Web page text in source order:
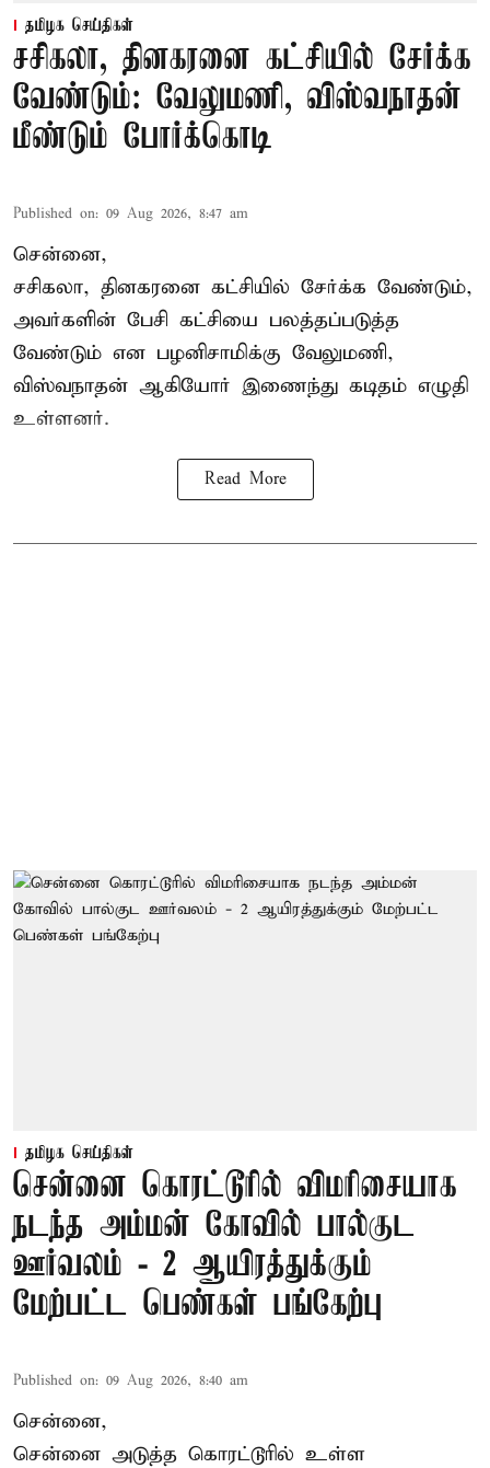
தமிழக செய்திகள்
சசிகலா, தினகரனை கட்சியில் சேர்க்க
வேண்டும்: வேலுமணி, விஸ்வநாதன்
மீண்டும் போர்க்கொடி
Published on: 09 Aug 2026, 8:47 am
சென்னை,
சசிகலா, தினகரனை கட்சியில் சேர்க்க வேண்டும்,
அவர்களின் பேசி கட்சியை பலத்தப்படுத்த
வேண்டும் என பழனிசாமிக்கு வேலுமணி,
விஸ்வநாதன் ஆகியோர் இணைந்து கடிதம் எழுதி
உள்ளனர்.
Read More
தமிழக செய்திகள்
சென்னை கொரட்டூரில் விமரிசையாக
நடந்த அம்மன் கோவில் பால்குட
ஊர்வலம் - 2 ஆயிரத்துக்கும்
மேற்பட்ட பெண்கள் பங்கேற்பு
Published on: 09 Aug 2026, 8:40 am
சென்னை,
சென்னை அடுத்த கொரட்டூரில் உள்ள